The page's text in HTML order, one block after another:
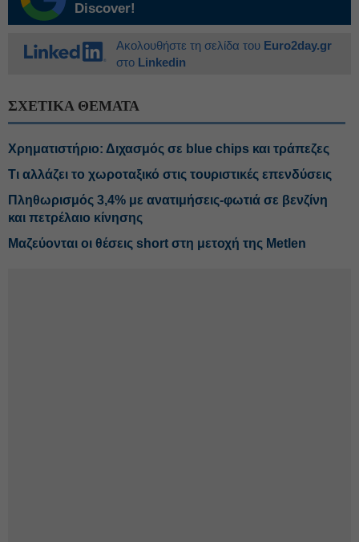
Discover!
Ακολουθήστε τη σελίδα του Euro2day.gr
στο Linkedin
ΣΧΕΤΙΚΑ ΘΕΜΑΤΑ
Χρηματιστήριο: Διχασμός σε blue chips και τράπεζες
Τι αλλάζει το χωροταξικό στις τουριστικές επενδύσεις
Πληθωρισμός 3,4% με ανατιμήσεις-φωτιά σε βενζίνη
και πετρέλαιο κίνησης
Μαζεύονται οι θέσεις short στη μετοχή της Metlen